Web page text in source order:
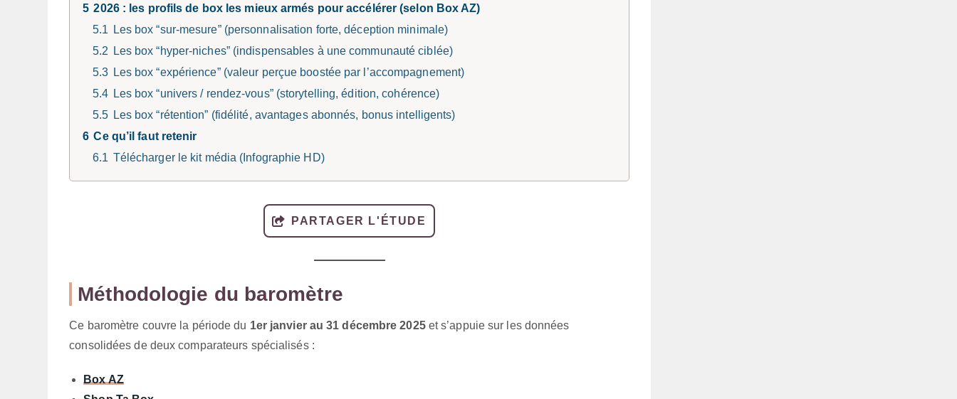
5 2026 : les profils de box les mieux armés pour accélérer (selon Box AZ)
5.1 Les box “sur-mesure” (personnalisation forte, déception minimale)
5.2 Les box “hyper-niches” (indispensables à une communauté ciblée)
5.3 Les box “expérience” (valeur perçue boostée par l’accompagnement)
5.4 Les box “univers / rendez-vous” (storytelling, édition, cohérence)
5.5 Les box “rétention” (fidélité, avantages abonnés, bonus intelligents)
6 Ce qu’il faut retenir
6.1 Télécharger le kit média (Infographie HD)
PARTAGER L'ÉTUDE
Méthodologie du baromètre
Ce baromètre couvre la période du 1er janvier au 31 décembre 2025et s’appuie sur les données
consolidées de deux comparateurs spécialisés :
Box AZ